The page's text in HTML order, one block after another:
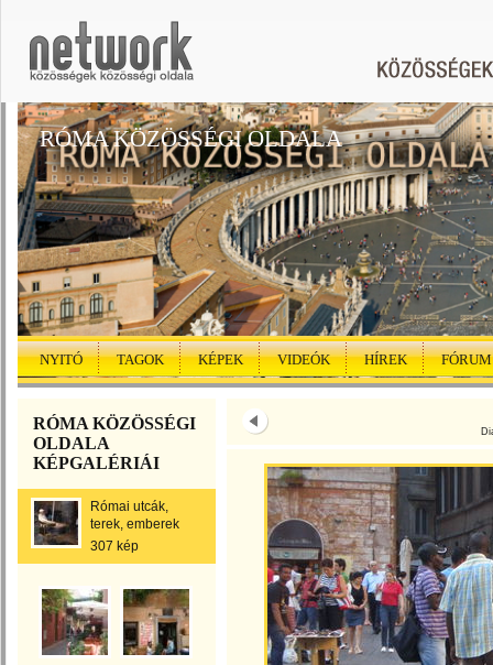
RÓMA KÖZÖSSÉGI OLDALA
NYITÓ TAGOK KÉPEK VIDEÓK HÍREK FÓRUM
RÓMA KÖZÖSSÉGI
OLDALA
KÉPGALÉRIÁI
Római utcák,
terek, emberek
307 kép